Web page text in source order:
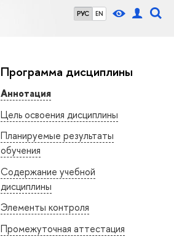
РУС EN
Программа дисциплины
Аннотация
Цель освоения дисциплины
Планируемые результаты
обучения
Содержание учебной
дисциплины
Элементы контроля
Промежуточная аттестация